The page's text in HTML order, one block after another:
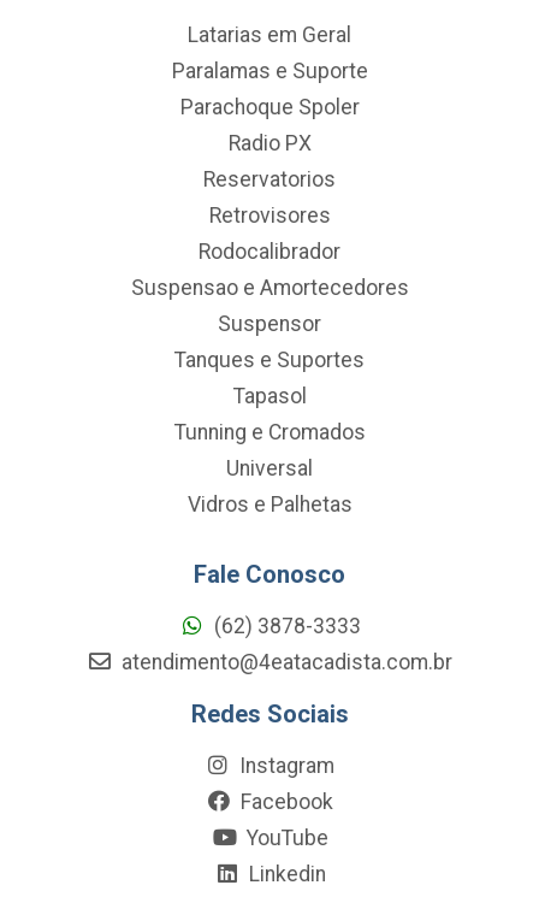
Latarias em Geral
Paralamas e Suporte
Parachoque Spoler
Radio PX
Reservatorios
Retrovisores
Rodocalibrador
Suspensao e Amortecedores
Suspensor
Tanques e Suportes
Tapasol
Tunning e Cromados
Universal
Vidros e Palhetas
Fale Conosco
(62) 3878-3333
atendimento@4eatacadista.com.br
Redes Sociais
Instagram
Facebook
YouTube
Linkedin